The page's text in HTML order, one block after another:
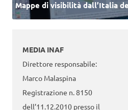
Mappe di visibilità dall’Italia
MEDIA INAF
Direttore responsabile:
Marco Malaspina
Registrazione n. 8150
dell’11.12.2010 presso il